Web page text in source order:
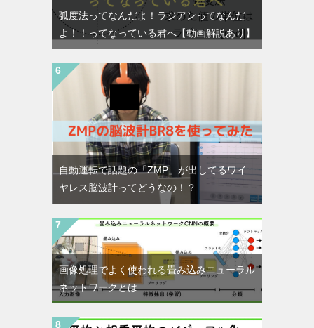
弧度法ってなんだよ！ラジアンってなんだ
よ！！ってなっている君へ【動画解説あり】
自動運転で話題の「ZMP」が出してるワイ
ヤレス脳波計ってどうなの！？
画像処理でよく使われる畳み込みニューラル
ネットワークとは